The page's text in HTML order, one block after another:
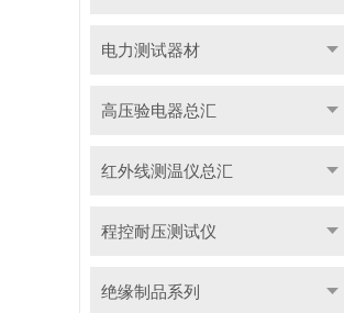
电力测试器材
高压验电器总汇
红外线测温仪总汇
程控耐压测试仪
绝缘制品系列